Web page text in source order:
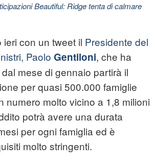
Beautiful: Ridge tenta di calmare
con un tweet il Presidente del
Paolo Gentiloni, che ha
mese di gennaio partirà il
per quasi 500.000 famiglie
numero molto vicino a 1,8 milioni
potrà avere una durata
per ogni famiglia ed è
molto stringenti.